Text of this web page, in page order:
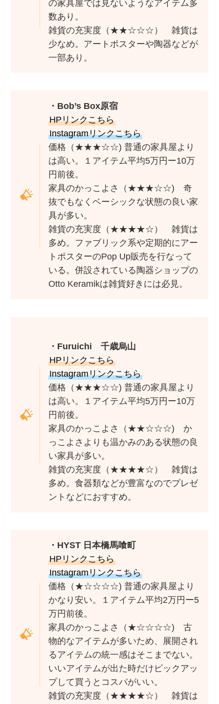
の家具屋では見ないようなアイテム多
数あり。
雑貨の充実度（★★☆☆☆） 雑貨は
少なめ。アートポスターや陶器などが
一部あり。
・Bob’s Box原宿
HPリンクこちら
Instagramリンクこちら
価格（★★★☆☆) 普通の家具屋より
は高い。１アイテム平均5万円ー10万
円前後。
家具のかっこよさ（★★★☆☆) 奇
抜でもなくベーシックな状態の良い家
具が多い。
雑貨の充実度（★★★★☆） 雑貨は
多め。ファブリック系や定期的にアー
トポスターのPop Up販売を行なって
いる。併設されている陶器ショップの
Otto Keramikは雑貨好きには必見。
・Furuichi 千歳烏山
HPリンクこちら
Instagramリンクこちら
価格（★★★☆☆) 普通の家具屋より
は高い。１アイテム平均5万円ー10万
円前後。
家具のかっこよさ（★★☆☆☆) か
っこよさよりも温かみのある状態の良
い家具が多い。
雑貨の充実度（★★★★☆） 雑貨は
多め。食器類などが豊富なのでプレゼ
ントなどにおすすめ。
・HYST 日本橋馬喰町
HPリンクこちら
Instagramリンクこちら
価格（★☆☆☆☆) 普通の家具屋より
かなり安い。１アイテム平均2万円ー5
万円前後。
家具のかっこよさ（★☆☆☆☆) 古
物的なアイテムが多いため、展開され
るアイテムの統一感はそこまでない。
いいアイテムが出た時だけピックアッ
プして買うとコスパがいい。
雑貨の充実度（★★★★☆） 雑貨は